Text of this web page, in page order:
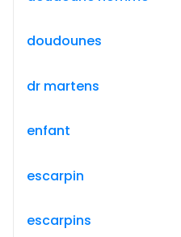
doudounes
dr martens
enfant
escarpin
escarpins